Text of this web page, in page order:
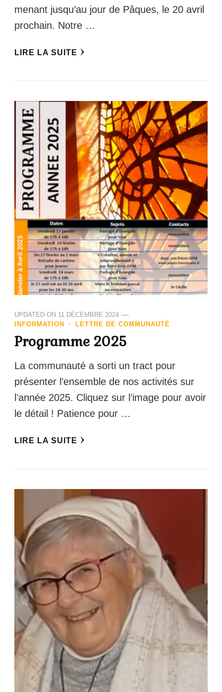
menant jusqu’au jour de Pâques, le 20 avril
prochain. Notre …
LIRE LA SUITE
UPDATED ON 11 DÉCEMBRE 2024
INFORMATION
LETTRE DE COMMUNAUTÉ
Programme 2025
La communauté a sorti un tract pour
présenter l’ensemble de nos activités sur
l’année 2025. Cliquez sur l’image pour avoir
le détail ! Patience pour …
LIRE LA SUITE